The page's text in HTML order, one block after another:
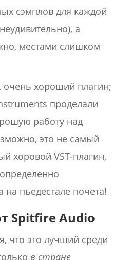
сэмплов для каждой
а
местами слишком
очень хороший плагин;
проделали
работу над
это не самый
хоровой VST-плагин,
на пьедестале почета!
Spitfire Audio
что это лучший среди
в стране